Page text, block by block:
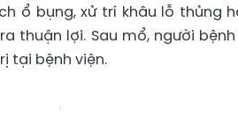
ổ bụng, xử trí khâu lỗ thủng
thuận lợi. Sau mổ, người
tại bệnh viện.